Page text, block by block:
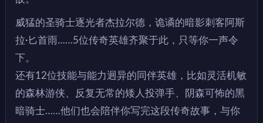
威猛的圣骑士逐光者杰拉尔德，诡谲的暗影刺客阿斯
拉·匕首雨……5位传奇英雄齐聚于此，只等你一声令
下。
还有12位技能与能力迥异的同伴英雄，比如灵活机敏
的森林游侠、反复无常的矮人投弹手、阴森可怖的黑
暗骑士……他们也会陪伴你写完这段传奇故事，与你